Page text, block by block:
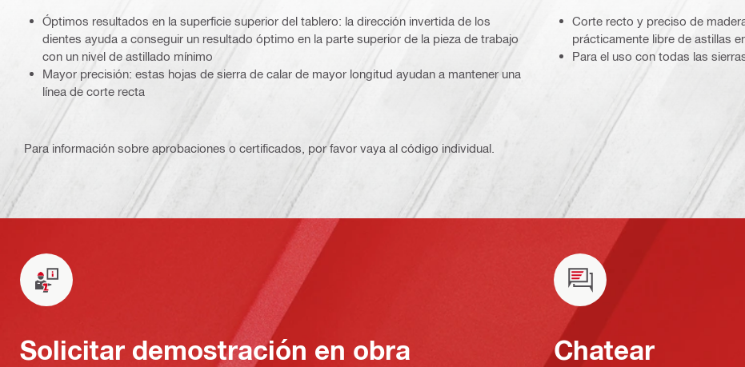
Óptimos resultados en la superficie superior del tablero: la dirección invertida de los
dientes ayuda a conseguir un resultado óptimo en la parte superior de la pieza de trabajo
con un nivel de astillado mínimo
Mayor precisión: estas hojas de sierra de calar de mayor longitud ayudan a mantener una
línea de corte recta
Corte recto y preciso de
prácticamente libre de astillas
Para el uso con todas las
Para información sobre aprobaciones o certificados, por favor vaya al código individual.
Solicitar demostración en obra Chatear